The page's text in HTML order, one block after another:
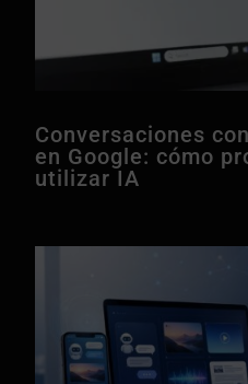
Conversaciones
en Google: cómo
utilizar IA